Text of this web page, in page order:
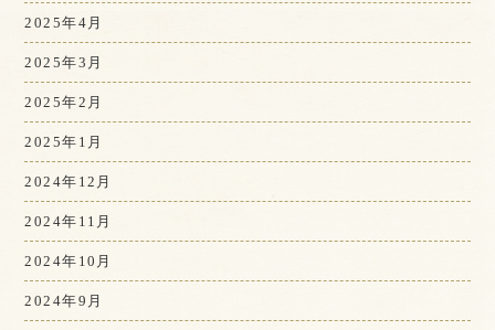
2025年4月
2025年3月
2025年2月
2025年1月
2024年12月
2024年11月
2024年10月
2024年9月